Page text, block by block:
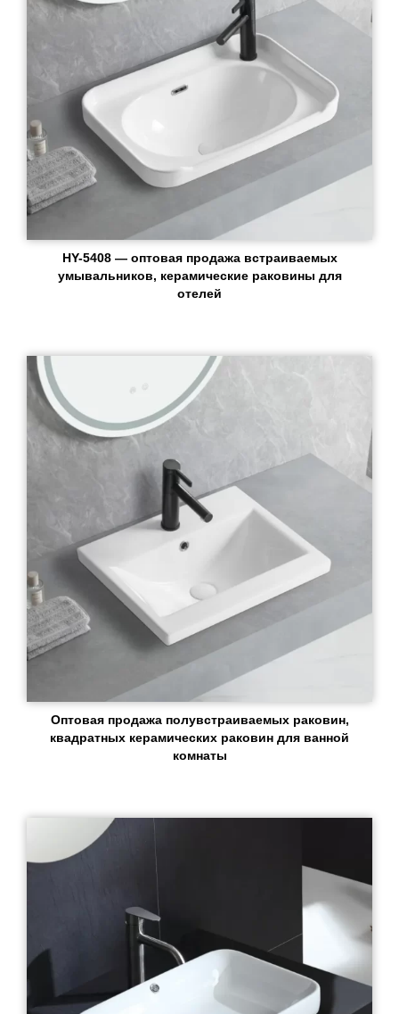
HY-5408 — оптовая продажа встраиваемых
умывальников, керамические раковины для
отелей
Оптовая продажа полувстраиваемых раковин,
квадратных керамических раковин для ванной
комнаты